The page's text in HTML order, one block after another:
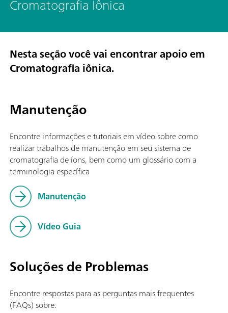
Cromatografia Iônica
Nesta seção você vai encontrar apoio em
Cromatografia iônica.
Manutenção
Encontre informações e tutoriais em vídeo sobre como
realizar trabalhos de manutenção em seu sistema de
cromatografia de íons, bem como um glossário com a
terminologia específica
Manutenção
Vídeo Guia
Soluções de Problemas
Encontre respostas para as perguntas mais frequentes
(FAQs) sobre: